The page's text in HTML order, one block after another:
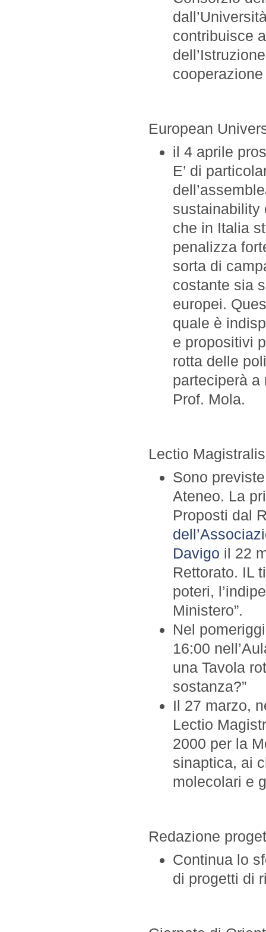
contribuisce
European
il 4 aprile
E’ di
sustainability
che in Italia
penalizza
sorta di
costante sia
europei.
quale è
e propositivi
rotta delle
parteciperà a
Prof. Mola.
Lectio Magistralis
Sono
Ateneo. La
Proposti dal
Davigo il 22
Rettorato. IL
poteri,
Ministero”.
Nel
16:00
una Tavola
sostanza?”
Il 27 marzo,
Lectio
2000 per la
sinaptica, ai
molecolari e
Redazione
Continua lo
di progetti di